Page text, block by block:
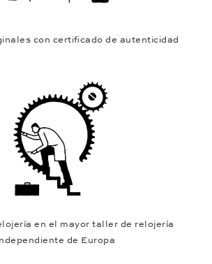
con certificado de autenticidad
en el mayor taller de relojería
de Europa